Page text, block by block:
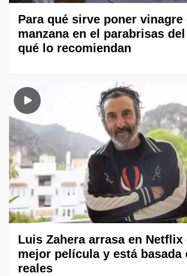
Para qué sirve poner vinagre
manzana en el parabrisas
qué lo recomiendan
Luis Zahera arrasa en Netflix
mejor película y está basada
reales